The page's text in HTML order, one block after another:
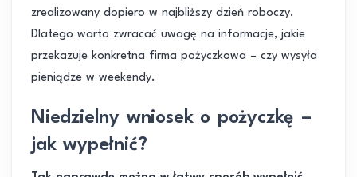
zrealizowany dopiero w najbliższy dzień roboczy.
Dlatego warto zwracać uwagę na informacje, jakie
przekazuje konkretna firma pożyczkowa – czy wysyła
pieniądze w weekendy.
Niedzielny wniosek o pożyczkę –
jak wypełnić?